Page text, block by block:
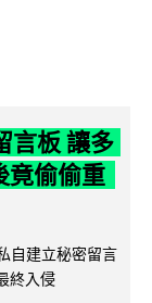
言板 讓多
竟偷偷重
自建立秘密留言
終入侵